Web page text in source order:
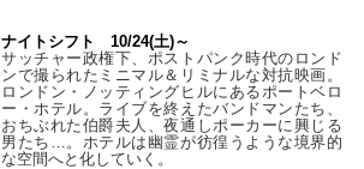
ナイトシフト 10/24(土)～
サッチャー政権下、ポストパンク時代のロンド
ンで撮られたミニマル＆リミナルな対抗映画。
ロンドン・ノッティングヒルにあるポートベロ
ー・ホテル。ライブを終えたバンドマンたち、
おちぶれた伯爵夫人、夜通しポーカーに興じる
男たち…。ホテルは幽霊が彷徨うような境界的
な空間へと化していく。